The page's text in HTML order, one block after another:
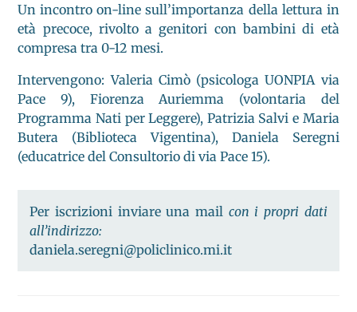
Un incontro on-line sull’importanza della lettura in
età precoce, rivolto a genitori con bambini di età
compresa tra 0-12 mesi.
Intervengono: Valeria Cimò (psicologa UONPIA via
Pace 9), Fiorenza Auriemma (volontaria del
Programma Nati per Leggere), Patrizia Salvi e Maria
Butera (Biblioteca Vigentina), Daniela Seregni
(educatrice del Consultorio di via Pace 15).
Per iscrizioni inviare una mail con i propri dati
all’indirizzo:
daniela.seregni@policlinico.mi.it